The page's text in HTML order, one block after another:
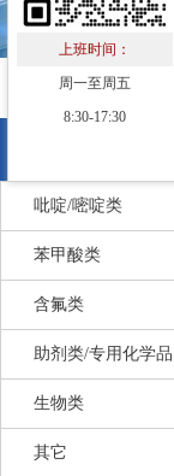
吡啶/嘧啶类
苯甲酸类
含氟类
助剂类/专用化学品
生物类
其它
上班时间：
周一至周五
8:30-17:30